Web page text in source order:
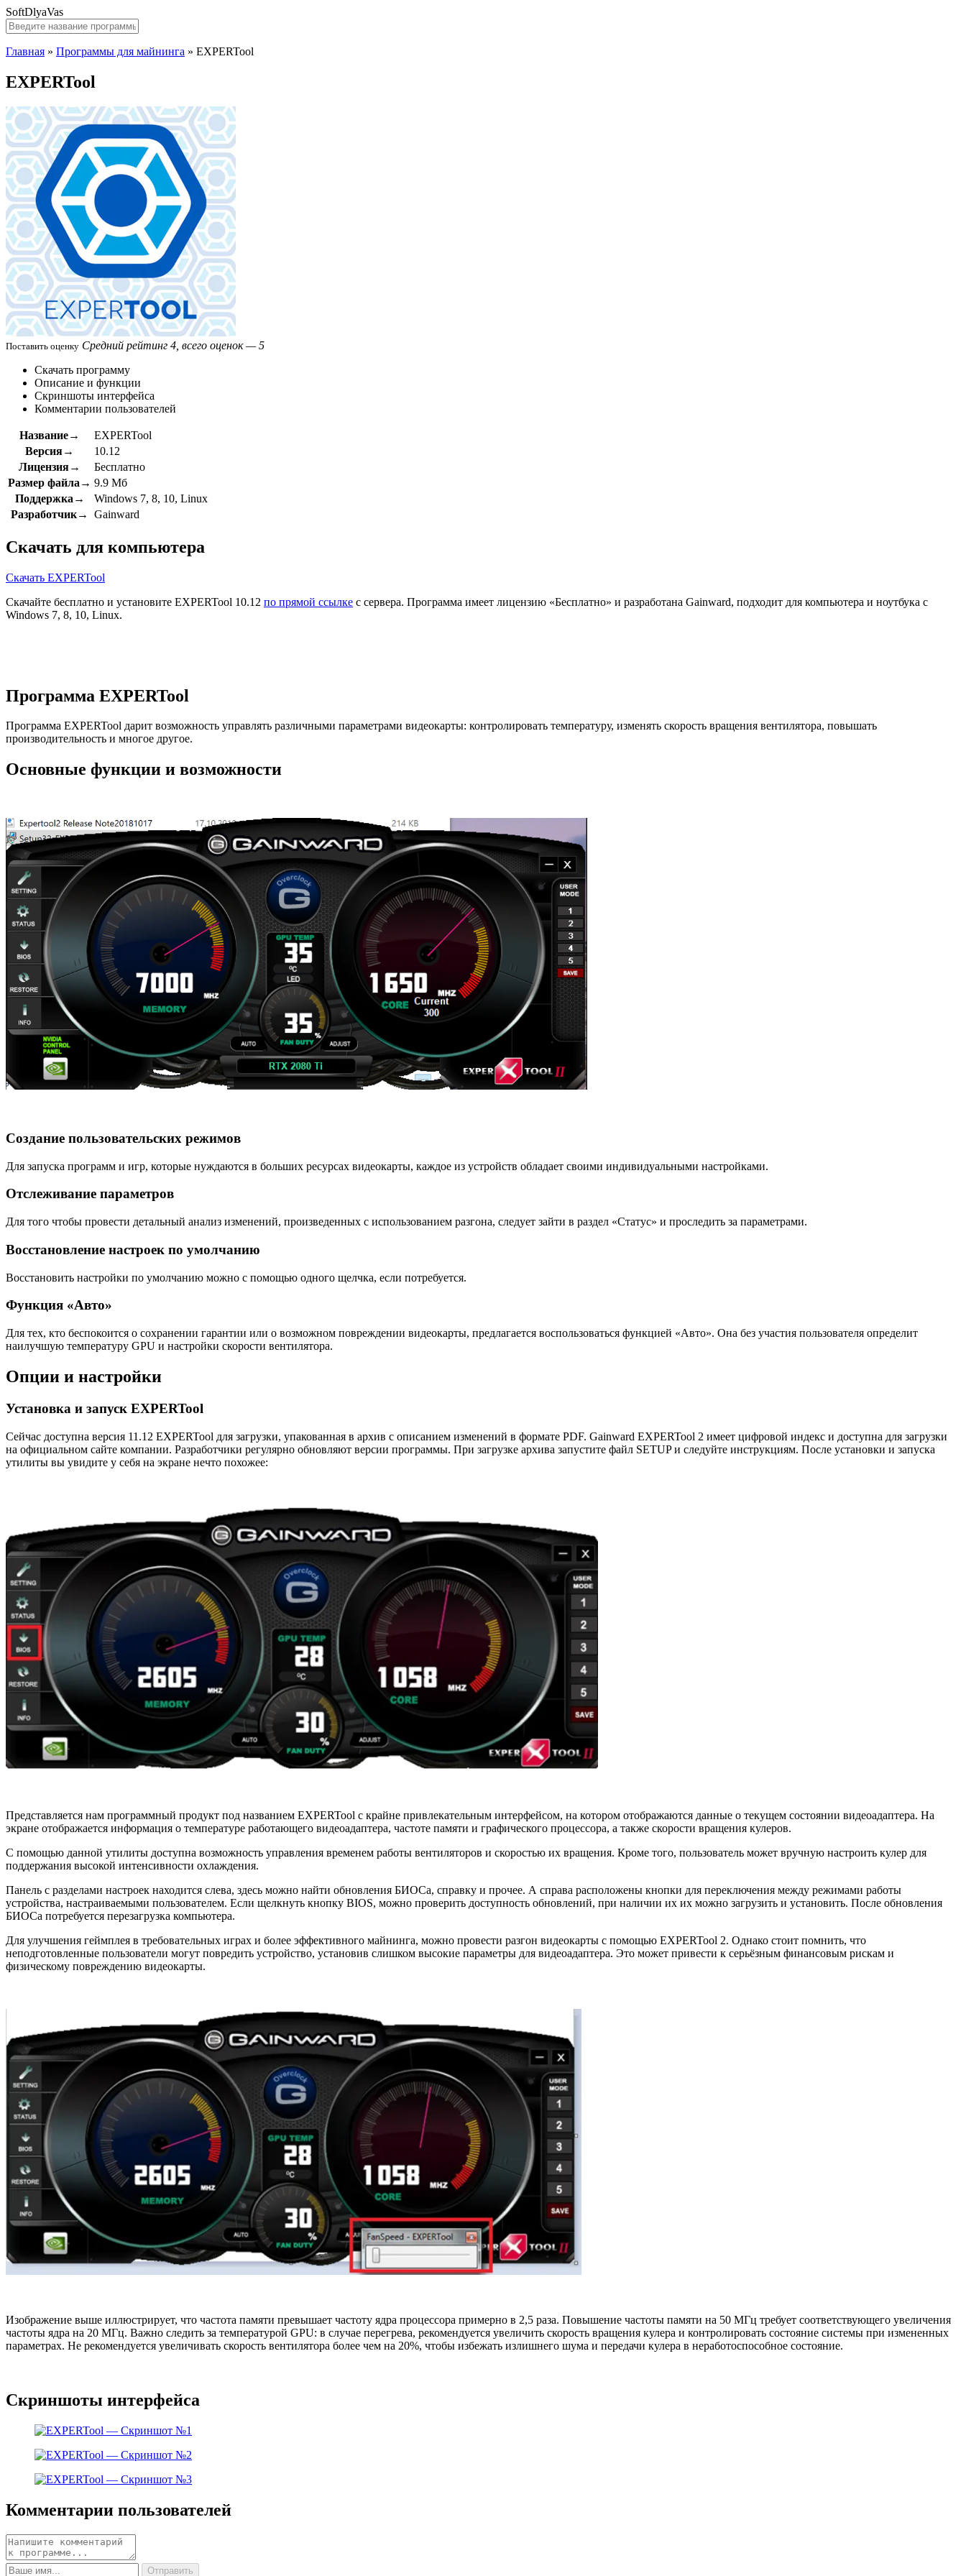
SoftDlyaVas
Главная » Программы для майнинга » EXPERTool
EXPERTool
Поставить оценку Средний рейтинг 4, всего оценок — 5
Скачать программу
Описание и функции
Скриншоты интерфейса
Комментарии пользователей
Название→
EXPERTool
Версия→
10.12
Лицензия→
Бесплатно
Размер файла→ 9.9 Мб
Поддержка→
Windows 7, 8, 10, Linux
Разработчик→
Gainward
Скачать для компьютера
Скачать EXPERTool
Скачайте бесплатно и установите EXPERTool 10.12 по прямой ссылке с сервера. Программа имеет лицензию «Бесплатно» и разработана Gainward, подходит для компьютера и ноутбука с
Windows 7, 8, 10, Linux.
Программа EXPERTool
Программа EXPERTool дарит возможность управлять различными параметрами видеокарты: контролировать температуру, изменять скорость вращения вентилятора, повышать
производительность и многое другое.
Основные функции и возможности
Создание пользовательских режимов
Для запуска программ и игр, которые нуждаются в больших ресурсах видеокарты, каждое из устройств обладает своими индивидуальными настройками.
Отслеживание параметров
Для того чтобы провести детальный анализ изменений, произведенных с использованием разгона, следует зайти в раздел «Статус» и проследить за параметрами.
Восстановление настроек по умолчанию
Восстановить настройки по умолчанию можно с помощью одного щелчка, если потребуется.
Функция «Авто»
Для тех, кто беспокоится о сохранении гарантии или о возможном повреждении видеокарты, предлагается воспользоваться функцией «Авто». Она без участия пользователя определит
наилучшую температуру GPU и настройки скорости вентилятора.
Опции и настройки
Установка и запуск EXPERTool
Сейчас доступна версия 11.12 EXPERTool для загрузки, упакованная в архив с описанием изменений в формате PDF. Gainward EXPERTool 2 имеет цифровой индекс и доступна для загрузки
на официальном сайте компании. Разработчики регулярно обновляют версии программы. При загрузке архива запустите файл SETUP и следуйте инструкциям. После установки и запуска
утилиты вы увидите у себя на экране нечто похожее:
Представляется нам программный продукт под названием EXPERTool с крайне привлекательным интерфейсом, на котором отображаются данные о текущем состоянии видеоадаптера. На
экране отображается информация о температуре работающего видеоадаптера, частоте памяти и графического процессора, а также скорости вращения кулеров.
С помощью данной утилиты доступна возможность управления временем работы вентиляторов и скоростью их вращения. Кроме того, пользователь может вручную настроить кулер для
поддержания высокой интенсивности охлаждения.
Панель с разделами настроек находится слева, здесь можно найти обновления БИОСа, справку и прочее. А справа расположены кнопки для переключения между режимами работы
устройства, настраиваемыми пользователем. Если щелкнуть кнопку BIOS, можно проверить доступность обновлений, при наличии их их можно загрузить и установить. После обновления
БИОСа потребуется перезагрузка компьютера.
Для улучшения геймплея в требовательных играх и более эффективного майнинга, можно провести разгон видеокарты с помощью EXPERTool 2. Однако стоит помнить, что
неподготовленные пользователи могут повредить устройство, установив слишком высокие параметры для видеоадаптера. Это может привести к серьёзным финансовым рискам и
физическому повреждению видеокарты.
Изображение выше иллюстрирует, что частота памяти превышает частоту ядра процессора примерно в 2,5 раза. Повышение частоты памяти на 50 МГц требует соответствующего увеличения
частоты ядра на 20 МГц. Важно следить за температурой GPU: в случае перегрева, рекомендуется увеличить скорость вращения кулера и контролировать состояние системы при измененных
параметрах. Не рекомендуется увеличивать скорость вентилятора более чем на 20%, чтобы избежать излишнего шума и передачи кулера в неработоспособное состояние.
Скриншоты интерфейса
Комментарии пользователей